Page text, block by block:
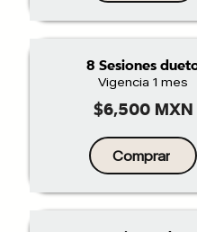
8 Sesiones
Vigencia 1 mes
$6,500 MXN
Comprar